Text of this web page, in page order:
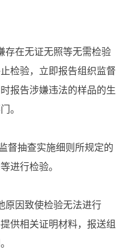
存在无证无照等无需检验
检验，立即报告组织监督
报告涉嫌违法的样品的生
。
督抽查实施细则所规定的
进行检验。
原因致使检验无法进行
供相关证明材料，报送组